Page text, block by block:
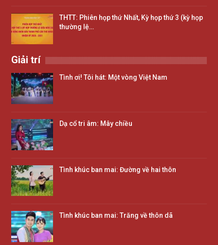
THTT: Phiên họp thứ Nhất, Kỳ họp thứ 3 (kỳ họp
thường lệ…
Giải trí
Tình ơi! Tôi hát: Một vòng Việt Nam
Dạ cổ tri âm: Mây chiều
Tình khúc ban mai: Đường về hai thôn
Tình khúc ban mai: Trăng về thôn dã